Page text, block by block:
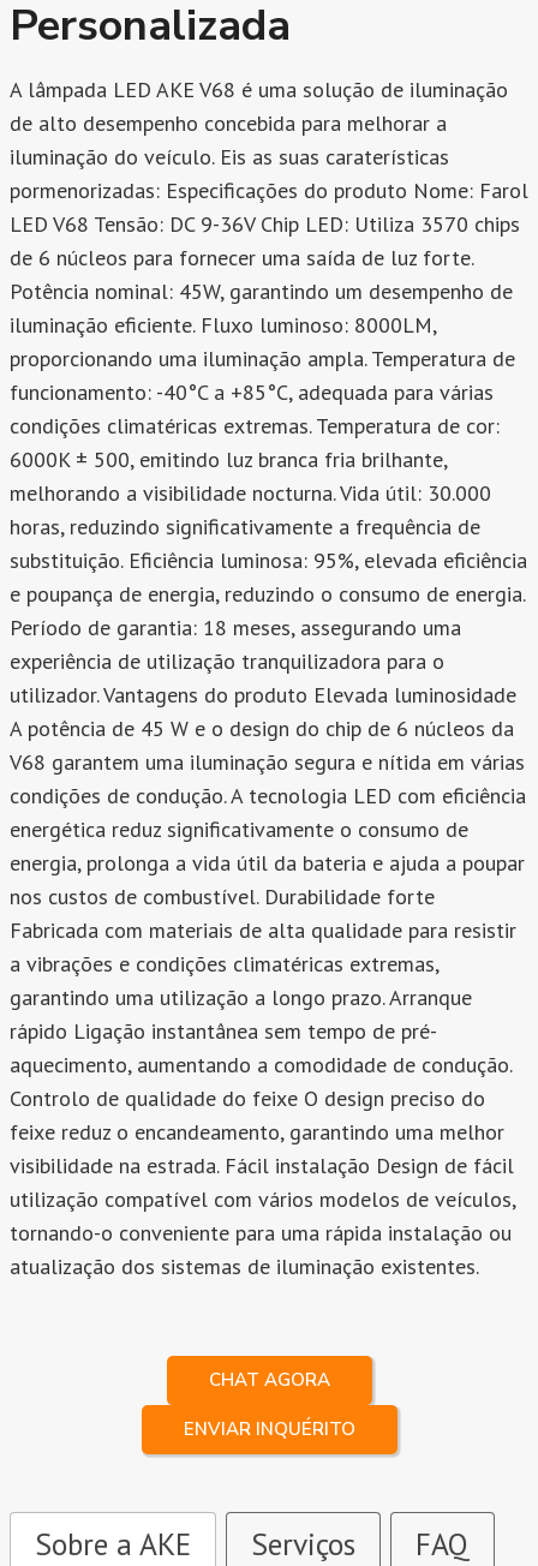
Personalizada
A lâmpada LED AKE V68 é uma solução de iluminação
de alto desempenho concebida para melhorar a
iluminação do veículo. Eis as suas caraterísticas
pormenorizadas: Especificações do produto Nome: Farol
LED V68 Tensão: DC 9-36V Chip LED: Utiliza 3570 chips
de 6 núcleos para fornecer uma saída de luz forte.
Potência nominal: 45W, garantindo um desempenho de
iluminação eficiente. Fluxo luminoso: 8000LM,
proporcionando uma iluminação ampla. Temperatura de
funcionamento: -40°C a +85°C, adequada para várias
condições climatéricas extremas. Temperatura de cor:
6000K ± 500, emitindo luz branca fria brilhante,
melhorando a visibilidade nocturna. Vida útil: 30.000
horas, reduzindo significativamente a frequência de
substituição. Eficiência luminosa: 95%, elevada eficiência
e poupança de energia, reduzindo o consumo de energia.
Período de garantia: 18 meses, assegurando uma
experiência de utilização tranquilizadora para o
utilizador. Vantagens do produto Elevada luminosidade
A potência de 45 W e o design do chip de 6 núcleos da
V68 garantem uma iluminação segura e nítida em várias
condições de condução. A tecnologia LED com eficiência
energética reduz significativamente o consumo de
energia, prolonga a vida útil da bateria e ajuda a poupar
nos custos de combustível. Durabilidade forte
Fabricada com materiais de alta qualidade para resistir
a vibrações e condições climatéricas extremas,
garantindo uma utilização a longo prazo. Arranque
rápido Ligação instantânea sem tempo de pré-
aquecimento, aumentando a comodidade de condução.
Controlo de qualidade do feixe O design preciso do
feixe reduz o encandeamento, garantindo uma melhor
visibilidade na estrada. Fácil instalação Design de fácil
utilização compatível com vários modelos de veículos,
tornando-o conveniente para uma rápida instalação ou
atualização dos sistemas de iluminação existentes.
CHAT AGORA
ENVIAR INQUÉRITO
Sobre a AKE Serviços FAQ